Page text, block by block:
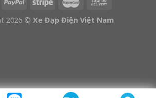
2026 © Xe Đạp Điện Việt Nam